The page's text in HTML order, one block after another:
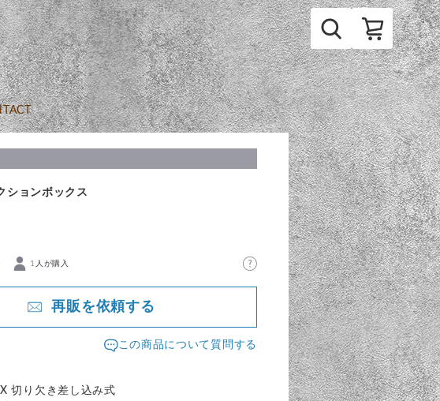
ションボックス
1人が購入
再販を依頼する
この商品について質問する
切り欠き差し込み式